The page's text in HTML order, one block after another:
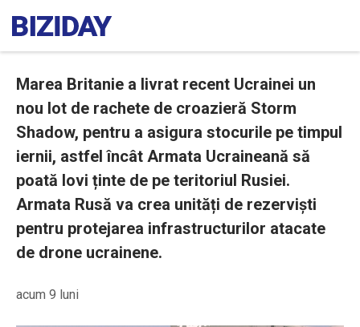
Marea Britanie a livrat recent Ucrainei un
nou lot de rachete de croazieră Storm
Shadow, pentru a asigura stocurile pe timpul
iernii, astfel încât Armata Ucraineană să
poată lovi ținte de pe teritoriul Rusiei.
Armata Rusă va crea unități de rezerviști
pentru protejarea infrastructurilor atacate
de drone ucrainene.
acum 9 luni